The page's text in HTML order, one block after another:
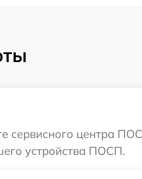
сервисного центра
устройства ПОСП.